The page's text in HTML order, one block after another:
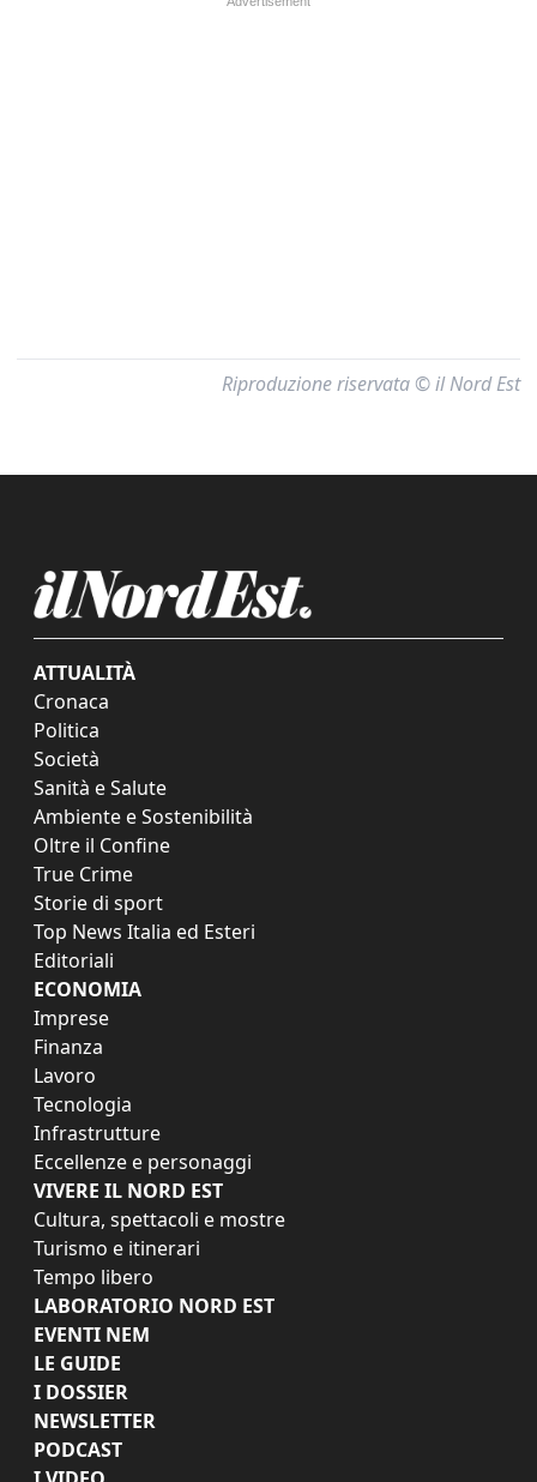
Riproduzione riservata © il Nord Est
ATTUALITÀ
Cronaca
Politica
Società
Sanità e Salute
Ambiente e Sostenibilità
Oltre il Confine
True Crime
Storie di sport
Top News Italia ed Esteri
Editoriali
ECONOMIA
Imprese
Finanza
Lavoro
Tecnologia
Infrastrutture
Eccellenze e personaggi
VIVERE IL NORD EST
Cultura, spettacoli e mostre
Turismo e itinerari
Tempo libero
LABORATORIO NORD EST
EVENTI NEM
LE GUIDE
I DOSSIER
NEWSLETTER
PODCAST